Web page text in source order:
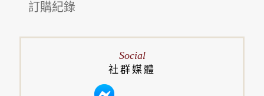
訂購紀錄
Social
社群媒體